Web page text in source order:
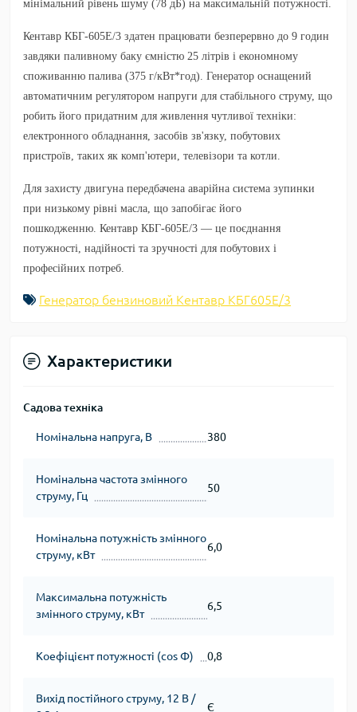
мінімальний рівень шуму (78 дБ) на максимальній потужності.
Кентавр КБГ-605Е/3 здатен працювати безперервно до 9 годин
завдяки паливному баку ємністю 25 літрів і економному
споживанню палива (375 г/кВт*год). Генератор оснащений
автоматичним регулятором напруги для стабільного струму, що
робить його придатним для живлення чутливої техніки:
електронного обладнання, засобів зв'язку, побутових
пристроїв, таких як комп'ютери, телевізори та котли.
Для захисту двигуна передбачена аварійна система зупинки
при низькому рівні масла, що запобігає його
пошкодженню. Кентавр КБГ-605Е/3 — це поєднання
потужності, надійності та зручності для побутових і
професійних потреб.
Генератор бензиновий Кентавр КБГ605Е/3
Характеристики
Садова техніка
Номінальна напруга, В 380
Номінальна частота змінного
струму, Гц
50
Номінальна потужність змінного
струму, кВт
6,0
Максимальна потужність
змінного струму, кВт
6,5
Коефіцієнт потужності (cos Φ) 0,8
Вихід постійного струму, 12 В /
Є